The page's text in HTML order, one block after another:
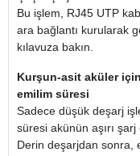
Bu işlem, RJ45 UTP
ara bağlantı kurularak
kılavuza bakın.
Kurşun-asit aküler
emilim süresi
Sadece düşük deşarj
süresi akünün aşırı şarj
Derin deşarjdan sonra,